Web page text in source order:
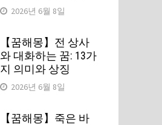
2026년 6월 8일
【꿈해몽】전 상사
와 대화하는 꿈: 13가
지 의미와 상징
2026년 6월 8일
【꿈해몽】죽은 바